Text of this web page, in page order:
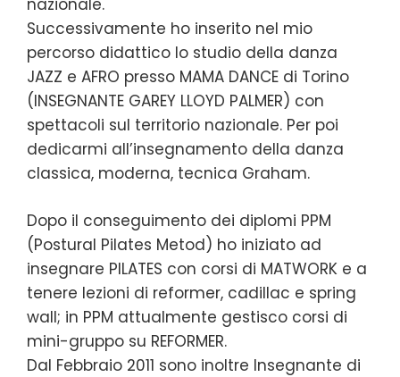
nazionale.
Successivamente ho inserito nel mio
percorso didattico lo studio della danza
JAZZ e AFRO presso MAMA DANCE di Torino
(INSEGNANTE GAREY LLOYD PALMER) con
spettacoli sul territorio nazionale. Per poi
dedicarmi all’insegnamento della danza
classica, moderna, tecnica Graham.
Dopo il conseguimento dei diplomi PPM
(Postural Pilates Metod) ho iniziato ad
insegnare PILATES con corsi di MATWORK e a
tenere lezioni di reformer, cadillac e spring
wall; in PPM attualmente gestisco corsi di
mini-gruppo su REFORMER.
Dal Febbraio 2011 sono inoltre Insegnante di